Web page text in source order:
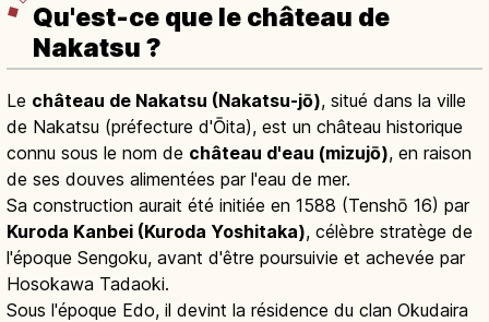
Qu'est-ce que le château de
Nakatsu ?
Le château de Nakatsu (Nakatsu-jō), situé dans la ville
de Nakatsu (préfecture d'Ōita), est un château historique
connu sous le nom de château d'eau (mizujō), en raison
de ses douves alimentées par l'eau de mer.
Sa construction aurait été initiée en 1588 (Tenshō 16) par
Kuroda Kanbei (Kuroda Yoshitaka), célèbre stratège de
l'époque Sengoku, avant d'être poursuivie et achevée par
Hosokawa Tadaoki.
Sous l'époque Edo, il devint la résidence du clan Okudaira